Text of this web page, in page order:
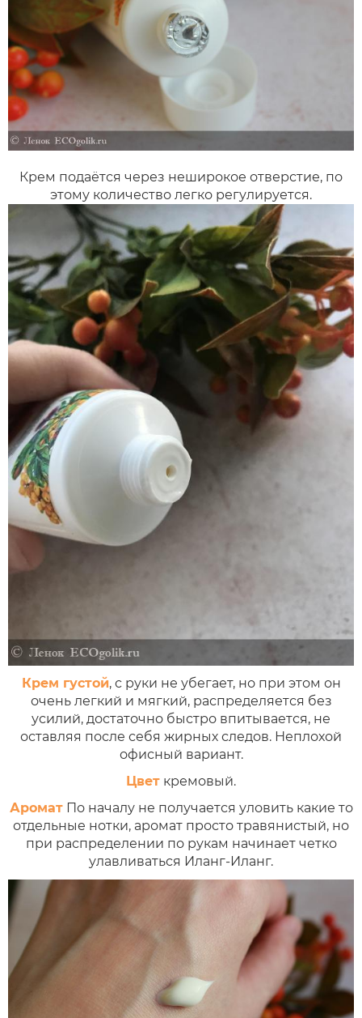
Крем подаётся через неширокое отверстие, по
этому количество легко регулируется.
Крем густой, с руки не убегает, но при этом он
очень легкий и мягкий, распределяется без
усилий, достаточно быстро впитывается, не
оставляя после себя жирных следов. Неплохой
офисный вариант.
Цвет кремовый.
АроматПо началу не получается уловить какие то
отдельные нотки, аромат просто травянистый, но
при распределении по рукам начинает четко
улавливаться Иланг-Иланг.